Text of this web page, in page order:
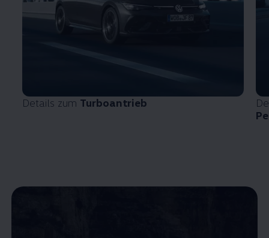
Details zum Turboantrieb